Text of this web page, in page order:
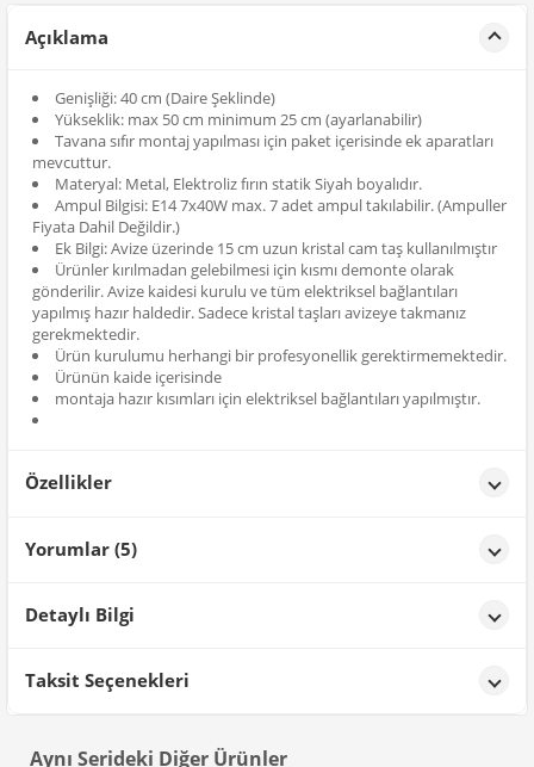
Açıklama
Genişliği: 40 cm (Daire Şeklinde)
Yükseklik: max 50 cm minimum 25 cm (ayarlanabilir)
Tavana sıfır montaj yapılması için paket içerisinde ek aparatları
mevcuttur.
Materyal: Metal, Elektroliz fırın statik Siyah boyalıdır.
Ampul Bilgisi: E14 7x40W max. 7 adet ampul takılabilir. (Ampuller
Fiyata Dahil Değildir.)
Ek Bilgi: Avize üzerinde 15 cm uzun kristal cam taş kullanılmıştır
Ürünler kırılmadan gelebilmesi için kısmı demonte olarak
gönderilir. Avize kaidesi kurulu ve tüm elektriksel bağlantıları
yapılmış hazır haldedir. Sadece kristal taşları avizeye takmanız
gerekmektedir.
Ürün kurulumu herhangi bir profesyonellik gerektirmemektedir.
Ürünün kaide içerisinde
montaja hazır kısımları için elektriksel bağlantıları yapılmıştır.
Özellikler
Yorumlar (5)
Detaylı Bilgi
Ürün Detayları;
Taksit Seçenekleri
Aynı Serideki Diğer Ürünler